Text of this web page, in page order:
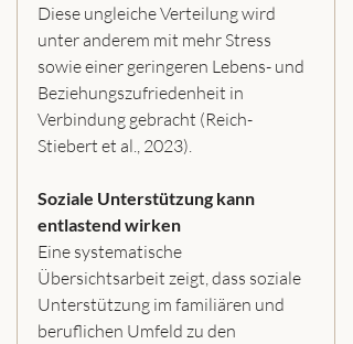
Diese ungleiche Verteilung wird
unter anderem mit mehr Stress
sowie einer geringeren Lebens- und
Beziehungszufriedenheit in
Verbindung gebracht (Reich-
Stiebert et al., 2023).
Soziale Unterstützung kann
entlastend wirken
Eine systematische
Übersichtsarbeit zeigt, dass soziale
Unterstützung im familiären und
beruflichen Umfeld zu den